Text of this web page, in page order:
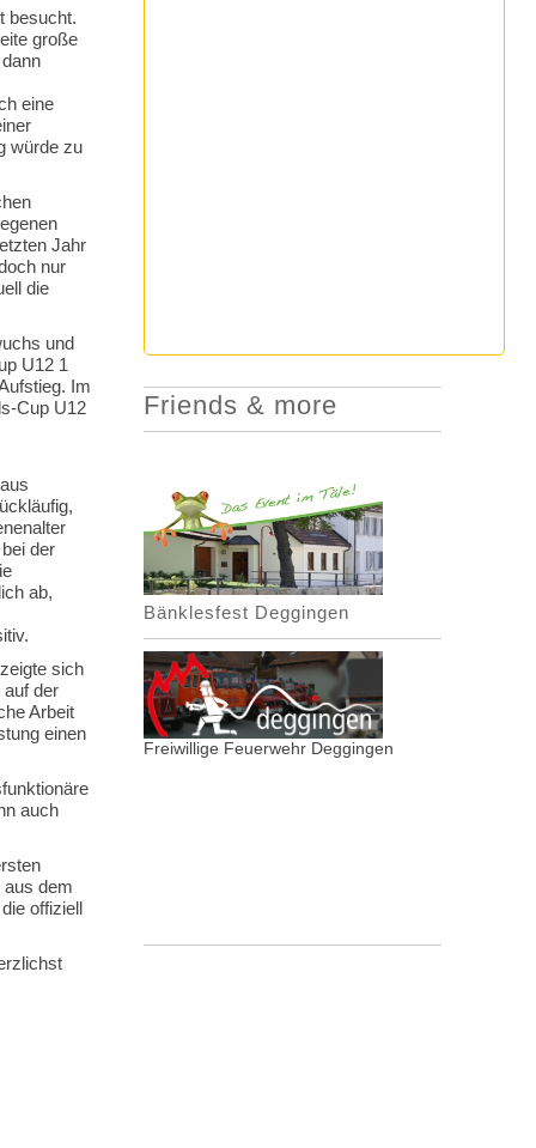
besucht.
große
eine
würde zu
Jahr
nur
die
und
U12 1
Im
Cup U12
der
ab,
sich
auf der
Arbeit
einen
auch
aus dem
offiziell
Friends & more
Bänklesfest Deggingen
Freiwillige Feuerwehr Deggingen